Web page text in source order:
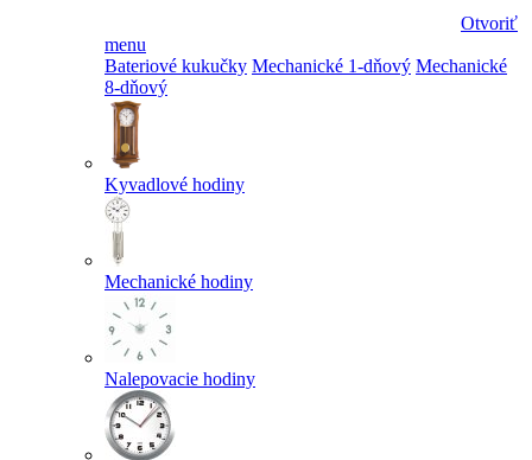
Otvoriť
menu
Bateriové kukučky Mechanické 1-dňový Mechanické
8-dňový
Kyvadlové hodiny
Mechanické hodiny
Nalepovacie hodiny